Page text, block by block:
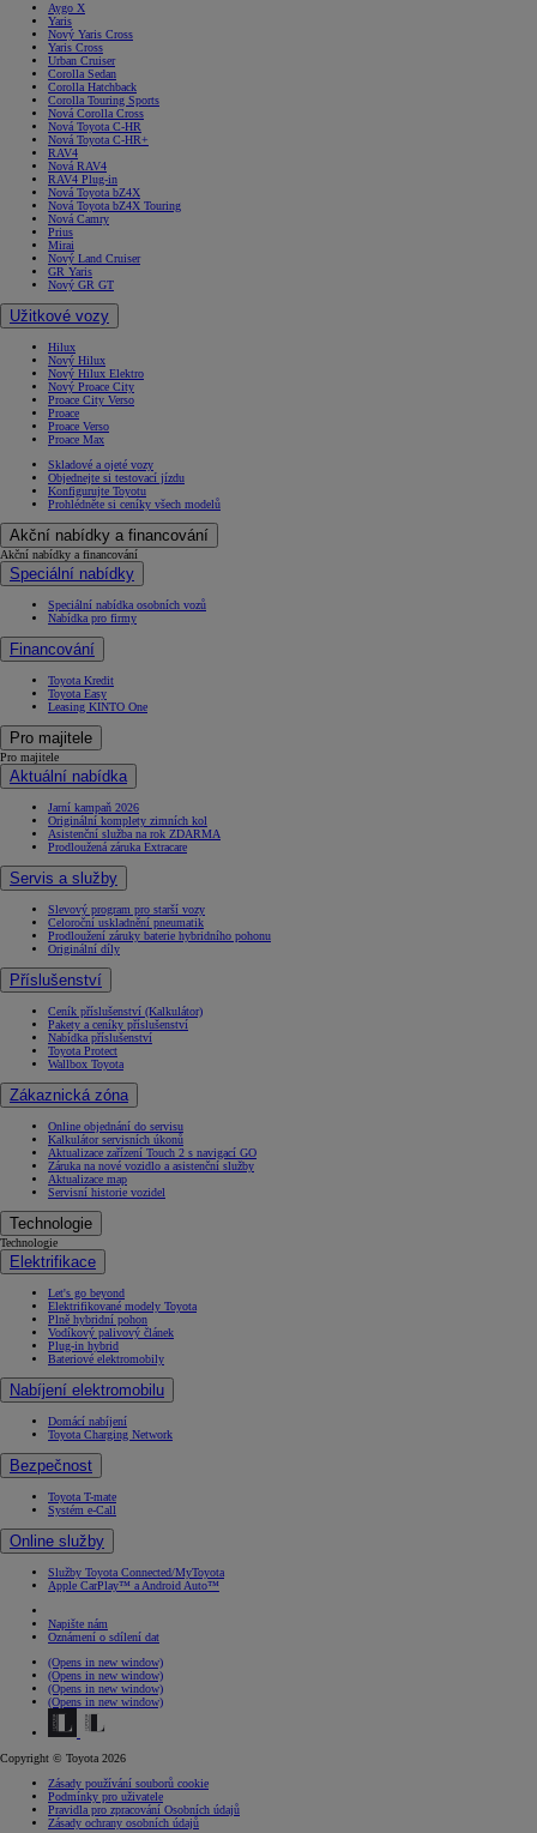
Aygo X
Yaris
Nový Yaris Cross
Yaris Cross
Urban Cruiser
Corolla Sedan
Corolla Hatchback
Corolla Touring Sports
Nová Corolla Cross
Nová Toyota C-HR
Nová Toyota C-HR+
RAV4
Nová RAV4
RAV4 Plug-in
Nová Toyota bZ4X
Nová Toyota bZ4X Touring
Nová Camry
Prius
Mirai
Nový Land Cruiser
GR Yaris
Nový GR GT
Užitkové vozy
Hilux
Nový Hilux
Nový Hilux Elektro
Nový Proace City
Proace City Verso
Proace
Proace Verso
Proace Max
Skladové a ojeté vozy
Objednejte si testovací jízdu
Konfigurujte Toyotu
Prohlédněte si ceníky všech modelů
Akční nabídky a financování
Akční nabídky a financování
Speciální nabídky
Speciální nabídka osobních vozů
Nabídka pro firmy
Financování
Toyota Kredit
Toyota Easy
Leasing KINTO One
Pro majitele
Pro majitele
Aktuální nabídka
Jarní kampaň 2026
Originální komplety zimních kol
Asistenční služba na rok ZDARMA
Prodloužená záruka Extracare
Servis a služby
Slevový program pro starší vozy
Celoroční uskladnění pneumatik
Prodloužení záruky baterie hybridního pohonu
Originální díly
Příslušenství
Ceník příslušenství (Kalkulátor)
Pakety a ceníky příslušenství
Nabídka příslušenství
Toyota Protect
Wallbox Toyota
Zákaznická zóna
Online objednání do servisu
Kalkulátor servisních úkonů
Aktualizace zařízení Touch 2 s navigací GO
Záruka na nové vozidlo a asistenční služby
Aktualizace map
Servisní historie vozidel
Technologie
Technologie
Elektrifikace
Let's go beyond
Elektrifikované modely Toyota
Plně hybridní pohon
Vodíkový palivový článek
Plug-in hybrid
Bateriové elektromobily
Nabíjení elektromobilu
Domácí nabíjení
Toyota Charging Network
Bezpečnost
Toyota T-mate
Systém e-Call
Online služby
Služby Toyota Connected/MyToyota
Apple CarPlay™ a Android Auto™
Napište nám
Oznámení o sdílení dat
(Opens in new window)
(Opens in new window)
(Opens in new window)
(Opens in new window)
Copyright © Toyota 2026
Zásady používání souborů cookie
Podmínky pro uživatele
Pravidla pro zpracování Osobních údajů
Zásady ochrany osobních údajů